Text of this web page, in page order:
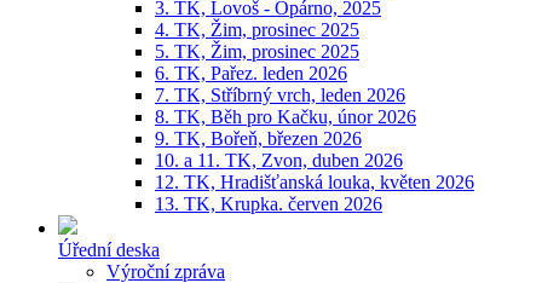
3. TK, Lovoš - Opárno, 2025
4. TK, Žim, prosinec 2025
5. TK, Žim, prosinec 2025
6. TK, Pařez. leden 2026
7. TK, Stříbrný vrch, leden 2026
8. TK, Běh pro Kačku, únor 2026
9. TK, Bořeň, březen 2026
10. a 11. TK, Zvon, duben 2026
12. TK, Hradišťanská louka, květen 2026
13. TK, Krupka. červen 2026
Úřední deska
Výroční zpráva